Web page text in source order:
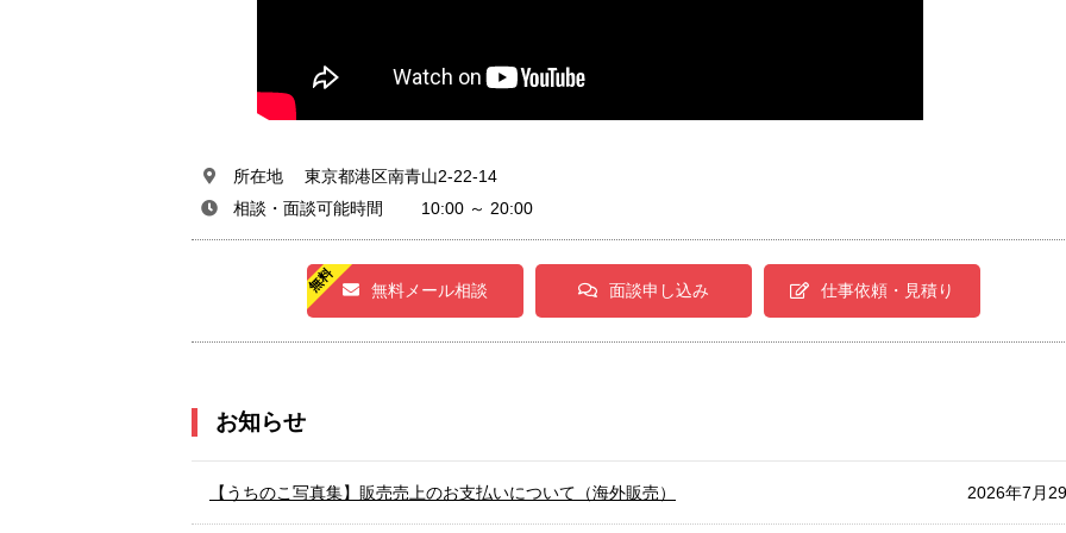
所在地 東京都港区南青山2-22-14
相談・面談可能時間 10:00 ～ 20:00
無料メール相談 面談申し込み 仕事依頼・見積り
お知らせ
2026年7月
【うちのこ写真集】販売売上のお支払いについて（海外販売）